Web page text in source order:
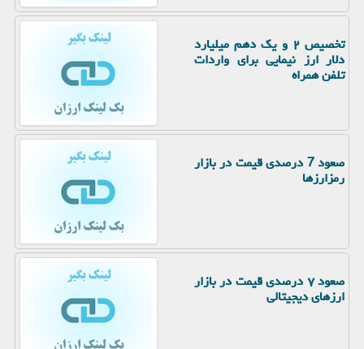
تخصیص ۲ و یک دهم میلیارد
دلار ارز نیمایی برای واردات
تلفن همراه
صعود 7 درصدی قیمت در بازار
رمزارزها
صعود ۷ درصدی قیمت در بازار
ارزهای دیجیتالی